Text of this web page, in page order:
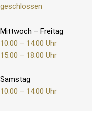
geschlossen
Mittwoch – Freitag
10:00 – 14:00 Uhr
15:00 – 18:00 Uhr
Samstag
10:00 – 14:00 Uhr